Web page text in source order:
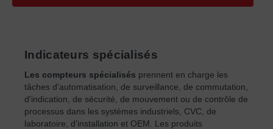
Indicateurs spécialisés
Les compteurs spécialisés prennent en charge les
tâches d'automatisation, de surveillance, de commutation,
d'indication, de sécurité, de mouvement ou de contrôle de
processus dans les systèmes industriels, CVC, de
laboratoire, d'installation et OEM. Les produits